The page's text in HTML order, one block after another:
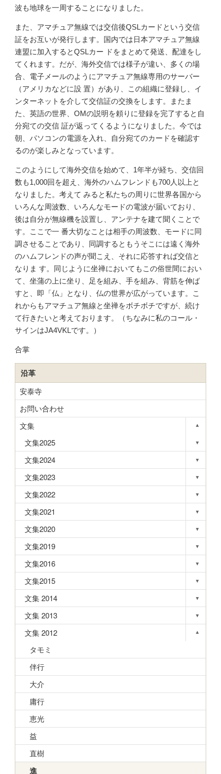
波も地球を一周することになりました。
また、アマチュア無線では交信後QSLカードという交信
証をお互いが発行します。国内では日本アマチュア無線
連盟に加入するとQSLカー ドをまとめて発送、配達をし
てくれます。だが、海外交信では様子が違い、多くの場
合、電子メールのようにアマチュア無線専用のサーバー
（アメリカなどに設 置）があり、この組織に登録し、イ
ンターネットを介して交信証の交換をします。またま
た、英語の世界、OMの説明を頼りに登録を完了すると自
分宛ての交信 証が返ってくるようになりました。今では
朝、パソコンの電源を入れ、自分宛てのカードを確認す
るのが楽しみとなっています。
このようにして海外交信を始めて、1年半が経ち、交信回
数も1,000回を超え、海外のハムフレンドも700人以上と
なりました。考えて みると私たちの周りに世界各国から
いろんな周波数、いろんなモードの電波が届いており、
後は自分が無線機を設置し、アンテナを建て聞くことで
す。ここで一 番大切なことは相手の周波数、モードに同
調させることであり、同調するともうそこには遠く海外
のハムフレンドの声が聞こえ、それに応答すれば交信と
なりま す。同じように坐禅においてもこの俗世間におい
て、坐蒲の上に坐り、足を組み、手を組み、背筋を伸ば
すと、即「仏」となり、仏の世界が広がっています。こ
れからもアマチュア無線と坐禅をボチボチですが、続け
て行きたいと考えております。（ちなみに私のコール・
サインはJA4VKLです。）
合掌
沿革
安泰寺
お問い合わせ
文集
▾
文集2025 ▾
文集2024 ▾
文集2023 ▾
文集2022 ▾
文集2021 ▾
文集2020 ▾
文集2019 ▾
文集2016 ▾
文集2015 ▾
文集 2014 ▾
文集 2013 ▾
文集 2012 ▾
タモミ
伴行
大介
庸行
恵光
益
直樹
進